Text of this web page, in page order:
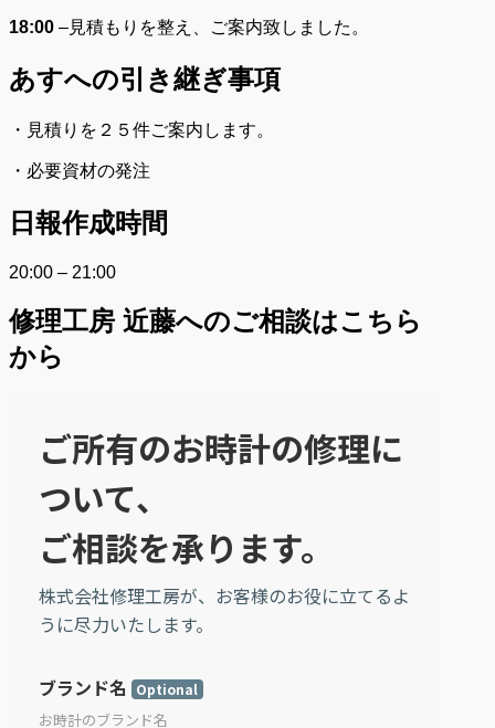
18:00 –見積もりを整え、ご案内致しました。
あすへの引き継ぎ事項
・見積りを２５件ご案内します。
・必要資材の発注
日報作成時間
20:00 – 21:00
修理工房 近藤へのご相談はこちら
から